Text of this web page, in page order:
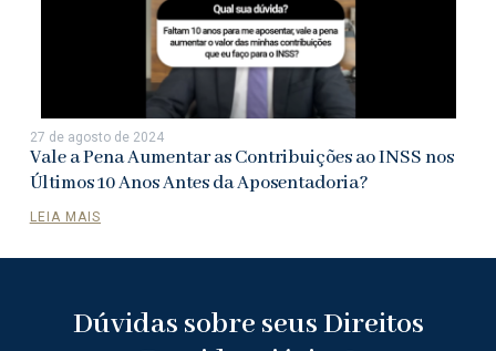
27 de agosto de 2024
Vale a Pena Aumentar as Contribuições ao INSS nos
Últimos 10 Anos Antes da Aposentadoria?
LEIA MAIS
Dúvidas sobre seus Direitos